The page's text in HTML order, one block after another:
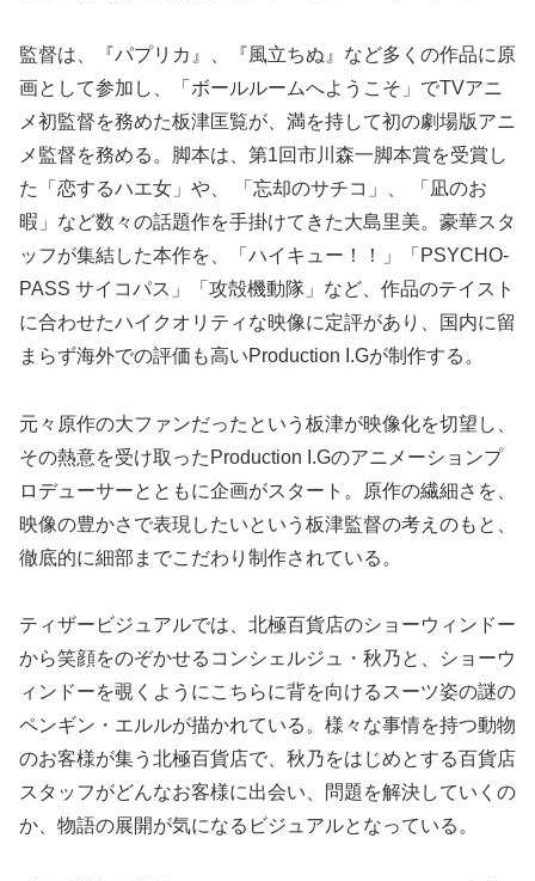
監督は、『パプリカ』、『風立ちぬ』など多くの作品に原
画として参加し、「ボールルームへようこそ」でTVアニ
メ初監督を務めた板津匡覧が、満を持して初の劇場版アニ
メ監督を務める。脚本は、第1回市川森一脚本賞を受賞し
た「恋するハエ女」や、 「忘却のサチコ」、 「凪のお
暇」など数々の話題作を手掛けてきた大島里美。豪華スタ
ッフが集結した本作を、「ハイキュー！！」「PSYCHO-
PASS サイコパス」「攻殻機動隊」など、作品のテイスト
に合わせたハイクオリティな映像に定評があり、国内に留
まらず海外での評価も高いProduction I.Gが制作する。
元々原作の大ファンだったという板津が映像化を切望し、
その熱意を受け取ったProduction I.Gのアニメーションプ
ロデューサーとともに企画がスタート。原作の繊細さを、
映像の豊かさで表現したいという板津監督の考えのもと、
徹底的に細部までこだわり制作されている。
ティザービジュアルでは、北極百貨店のショーウィンドー
から笑顔をのぞかせるコンシェルジュ・秋乃と、ショーウ
ィンドーを覗くようにこちらに背を向けるスーツ姿の謎の
ペンギン・エルルが描かれている。様々な事情を持つ動物
のお客様が集う北極百貨店で、秋乃をはじめとする百貨店
スタッフがどんなお客様に出会い、問題を解決していくの
か、物語の展開が気になるビジュアルとなっている。